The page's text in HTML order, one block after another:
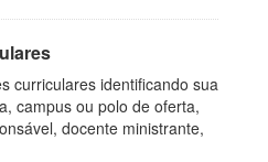
curriculares identificando sua
campus ou polo de oferta,
docente ministrante,